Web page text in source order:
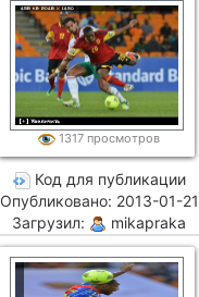
1317 просмотров
Код для публикации
Опубликовано: 2013-01-21
Загрузил:
mikapraka